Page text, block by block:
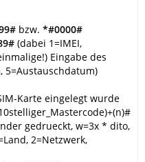
bzw. *#0000#
(dabei 1=IMEI,
Eingabe des
5=Austauschdatum)
Karte eingelegt wurde
gedrueckt, w=3x * dito,
2=Netzwerk,